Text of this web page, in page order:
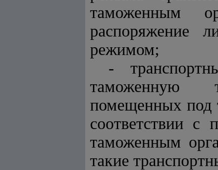
таможенным
распоряжение
режимом;
-
таможенную
помещенных под
соответствии с
таможенным
такие